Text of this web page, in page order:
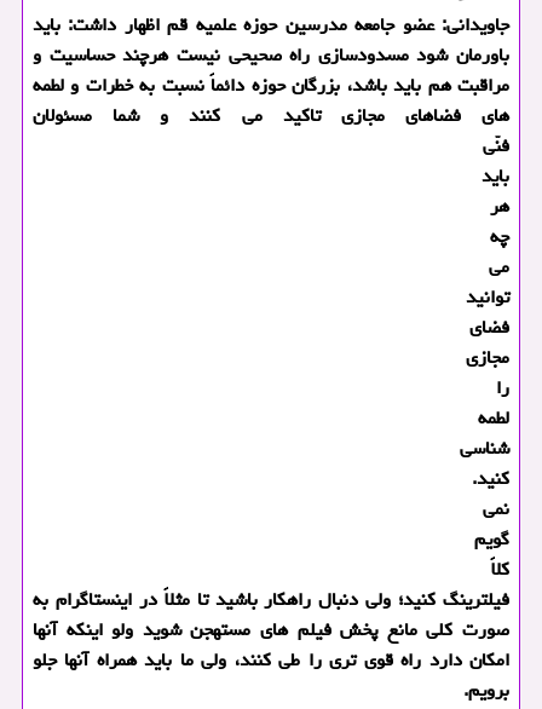
جاویدانی: عضو جامعه مدرسین حوزه علمیه قم اظهار داشت: باید
باورمان شود مسدودسازی راه صحیحی نیست هرچند حساسیت و
مراقبت هم باید باشد، بزرگان حوزه دائماً نسبت به خطرات و لطمه
های فضاهای مجازی تاكید می كنند و شما مسئولان
فنّی
باید
هر
چه
می
توانید
فضای
مجازی
را
لطمه
شناسی
كنید.
نمی
گویم
كلاً
فیلترینگ كنید؛ ولی دنبال راهكار باشید تا مثلاً در اینستاگرام به
صورت كلی مانع پخش فیلم های مستهجن شوید ولو اینكه آنها
امكان دارد راه قوی تری را طی كنند، ولی ما باید همراه آنها جلو
برویم.